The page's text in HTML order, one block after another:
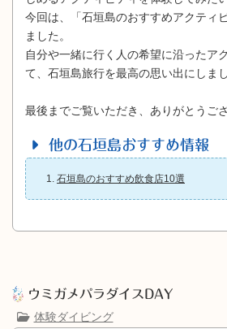
今回は、「石垣島のおすすめアクティ
ました。
自分や一緒に行く人の希望に沿ったア
て、石垣島旅行を最高の思い出にしまし
最後までご覧いただき、ありがとうご
他の石垣島おすすめ情報
石垣島のおすすめ飲食店10選
ウミガメパラダイスDAY
体験ダイビング